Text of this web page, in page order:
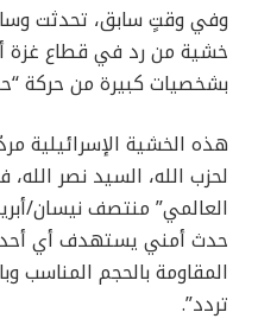
وفي وقتٍ سابق، تحدثت
خشية من رد في قطاع غزة
بشخصيات كبيرة من حركة
هذه الخشية الإسرائيلية
لحزب الله، السيد نصر
العالمي” منتصف نيسان/
حدث أمني يستهدف أي أحد
المقاومة بالحجم المناسب
تردد”.